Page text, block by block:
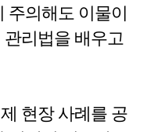
주의해도 이물이
리법을 배우고
현장 사례를 공